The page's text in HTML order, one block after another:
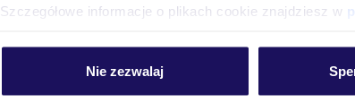
Szczegółowe informacje o plikach cookie znajdziesz w
Nie zezwalaj
działalność prozdrowotna
zaangażowanie w zrównoważony rozwój
wymierne rezultaty działań w dziedzinie